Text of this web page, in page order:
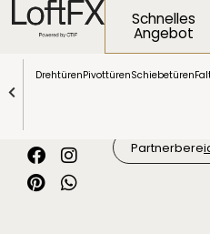
springen
Schnelles
Angebot
DrehtürenPivottürenSchiebetüren